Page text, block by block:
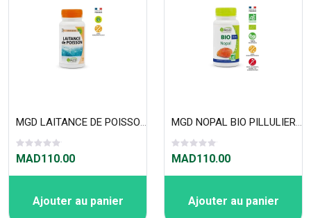
MGD LAITANCE DE POISSON PILLULIER 120 GÉLULES
MAD110.00
Ajouter au panier
MGD NOPAL BIO PILLULIER 90 GÉLULES
MAD110.00
Ajouter au panier